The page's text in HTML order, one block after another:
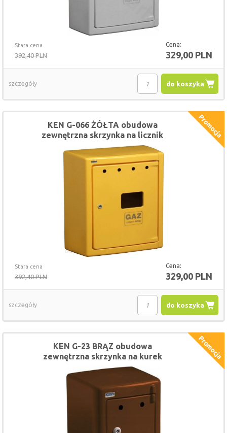
Stara cena
392,40 PLN
Cena:
329,00 PLN
do koszyka
szczegóły
Stara cena
392,40 PLN
Cena:
329,00 PLN
KEN G-066 ŻÓŁTA obudowa
zewnętrzna skrzynka na licznik
gazomierz 60x60
do koszyka
szczegóły
KEN G-23 BRĄZ obudowa
zewnętrzna skrzynka na kurek
gazowy 28 x 36 x 20